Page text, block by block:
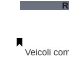
Veicoli